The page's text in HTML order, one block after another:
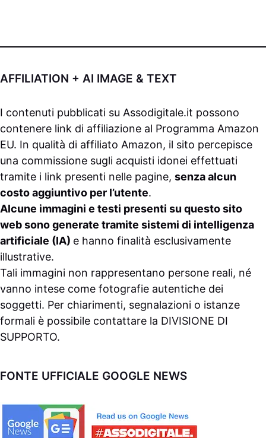
AFFILIATION + AI IMAGE & TEXT
I contenuti pubblicati su Assodigitale.it possono
contenere link di affiliazione al Programma Amazon
EU. In qualità di affiliato Amazon, il sito percepisce
una commissione sugli acquisti idonei effettuati
tramite i link presenti nelle pagine, senza alcun
costo aggiuntivo per l’utente.
Alcune immagini e testi presenti su questo sito
web sono generate tramite sistemi di intelligenza
artificiale (IA) e hanno finalità esclusivamente
illustrative.
Tali immagini non rappresentano persone reali, né
vanno intese come fotografie autentiche dei
soggetti. Per chiarimenti, segnalazioni o istanze
formali è possibile contattare la DIVISIONE DI
SUPPORTO.
FONTE UFFICIALE GOOGLE NEWS